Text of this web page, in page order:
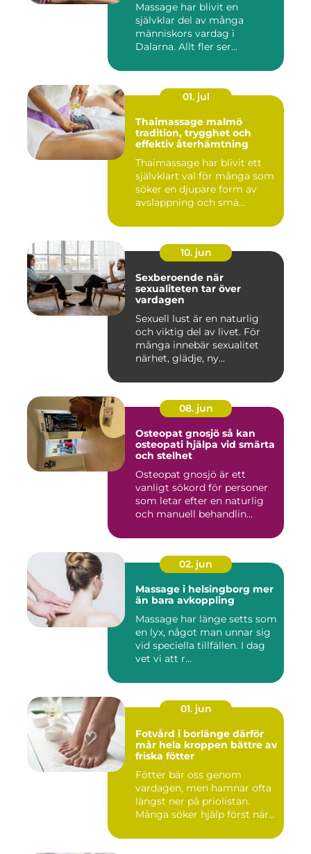
Massage har blivit en
självklar del av många
människors vardag i
Dalarna. Allt fler ser
01. jul
Thaimassage malmö
tradition, trygghet och
effektiv återhämtning
Thaimassage har blivit ett
självklart val för många som
söker en djupare form av
avslappning och smä...
10. jun
Sexberoende när
sexualiteten tar över
vardagen
Sexuell lust är en naturlig
och viktig del av livet. För
många innebär sexualitet
närhet, glädje, ny...
08. jun
Osteopat gnosjö så kan
osteopati hjälpa vid smärta
och stelhet
Osteopat gnosjö är ett
vanligt sökord för personer
som letar efter en naturlig
och manuell behandlin...
02. jun
Massage i helsingborg mer
än bara avkoppling
Massage har länge setts som
en lyx, något man unnar sig
vid speciella tillfällen. I dag
vet vi att r...
01. jun
Fotvård i borlänge därför
mår hela kroppen bättre av
friska fötter
Fötter bär oss genom
vardagen, men hamnar ofta
längst ner på priolistan.
Många söker hjälp först när...